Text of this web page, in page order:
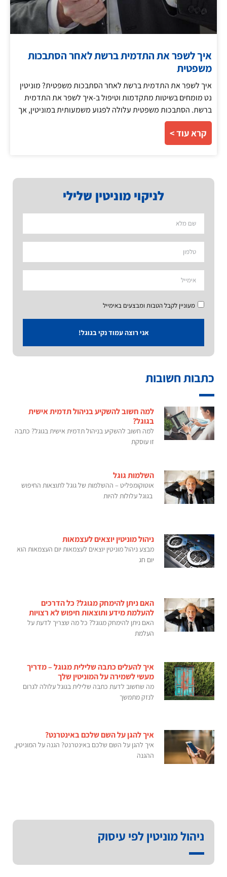
לניקוי מוניטין שלילי
מעוניין לקבל הטבות ומבצעים באימייל
אני רוצה עמוד נקי בגוגל!
כתבות חשובות
למה חשוב להשקיע בניהול תדמית אישית
בגוגל?
למה חשוב להשקיע בניהול תדמית אישית בגוגל? כתבה
זו עוסקת
השלמות גוגל
אוטוקומפליט – ההשלמות של גוגל לתוצאות החיפוש
בגוגל עלולות להיות
ניהול מוניטין יוצאים לעצמאות
מבצע ניהול מוניטין יוצאים לעצמאות יום העצמאות הוא
יום חג
האם ניתן להימחק מגוגל? כל הדרכים
להעלמת מידע ותוצאות חיפוש לא רצויות
האם ניתן להימחק מגוגל? כל מה שצריך לדעת על
העלמת
איך להעלים כתבה שלילית מגוגל – מדריך
מעשי לשמירה על המוניטין שלך
מה שחשוב לדעת כתבה שלילית בגוגל עלולה לגרום
לנזק מתמשך
איך להגן על השם שלכם באינטרנט?
איך להגן על השם שלכם באינטרנט? הגנה על המוניטין,
ההגנה
ניהול מוניטין לפי עיסוק
איך לשפר את התדמית ברשת לאחר הסתבכות
משפטית
איך לשפר את התדמית ברשת לאחר הסתבכות משפטית? מוניטין
נט מומחים בשיטות מתקדמות וטיפול ב-איך לשפר את התדמית
ברשת. הסתבכות משפטית עלולה לפגוע משמעותית במוניטין, אך
קרא עוד >